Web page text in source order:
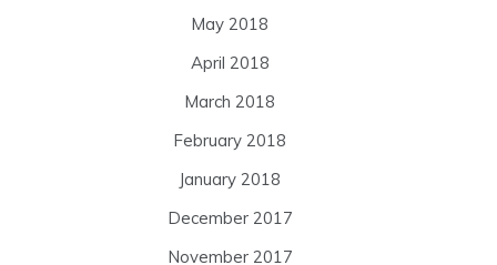
May 2018
April 2018
March 2018
February 2018
January 2018
December 2017
November 2017